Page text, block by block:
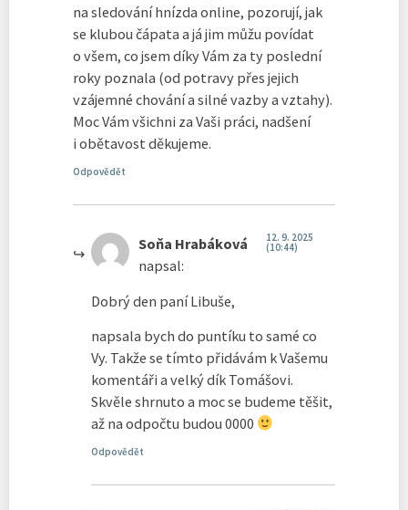
na sledování hnízda online, pozorují, jak
se klubou čápata a já jim můžu povídat
o všem, co jsem díky Vám za ty poslední
roky poznala (od potravy přes jejich
vzájemné chování a silné vazby a vztahy).
Moc Vám všichni za Vaši práci, nadšení
i obětavost děkujeme.
Odpovědět
Soňa Hrabáková
napsal:
12. 9. 2025
(10:44)
Dobrý den paní Libuše,
napsala bych do puntíku to samé co
Vy. Takže se tímto přidávám k Vašemu
komentáři a velký dík Tomášovi.
Skvěle shrnuto a moc se budeme těšit,
až na odpočtu budou 0000
Odpovědět